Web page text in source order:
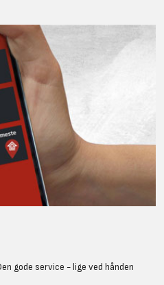
gode service - lige ved hånden